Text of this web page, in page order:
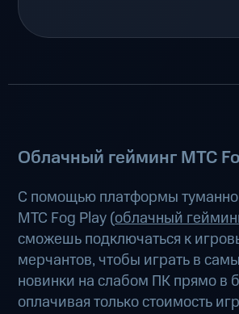
Облачный гейминг МТС
С помощью платформы
МТС Fog Play (облачный
сможешь подключаться к
мерчантов, чтобы играть в
новинки на слабом ПК прямо в
оплачивая только стоимость